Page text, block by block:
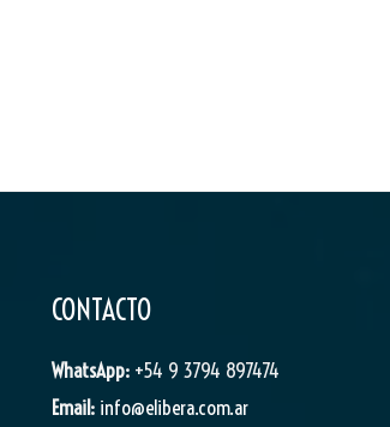
CONTACTO
WhatsApp: +54 9 3794 897474
Email: info@elibera.com.ar